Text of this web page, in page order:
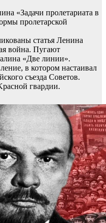
«Задачи пролетариата в
пролетарской
статья Ленина
война. Пугают
«Две линии».
в котором настаивал
съезда Советов.
гвардии.